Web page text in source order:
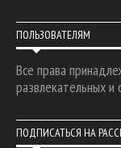
ПОЛЬЗОВАТЕЛЯМ
Все права
развлекательных и
ПОДПИСАТЬСЯ НА